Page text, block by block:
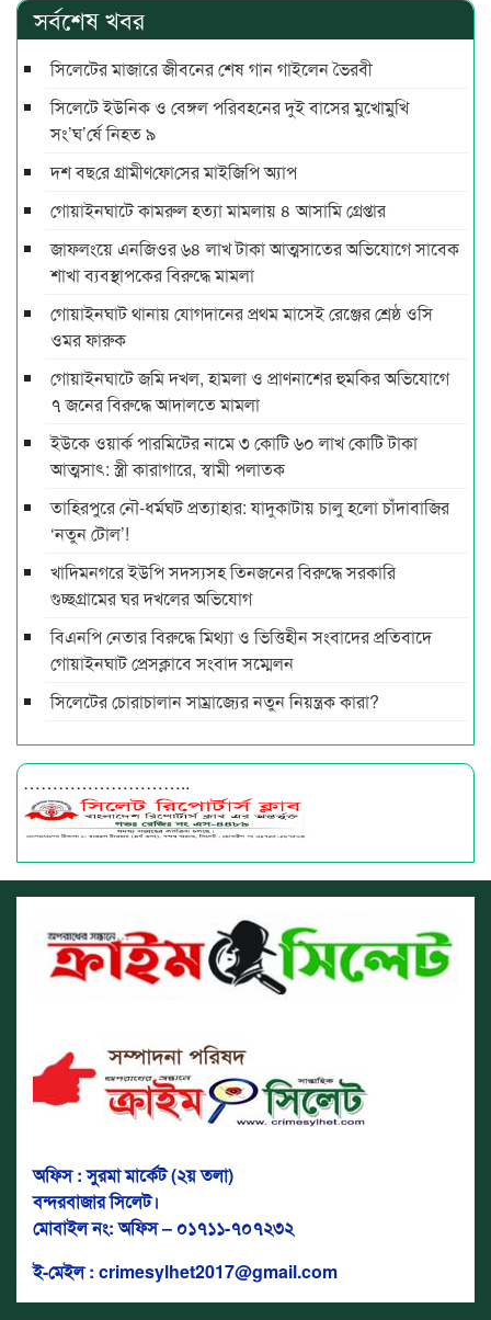
সর্বশেষ খবর
সিলেটের মাজারে জীবনের শেষ গান গাইলেন ভৈরবী
সিলেটে ইউনিক ও বেঙ্গল পরিবহনের দুই বাসের মুখোমুখি
সং’ঘ’র্ষে নিহত ৯
দশ বছ‌রে গ্রামীণ‌ফো‌সের মাইজিপি অ্যাপ
গোয়াইনঘাটে কামরুল হত্যা মামলায় ৪ আসামি গ্রেপ্তার
জাফলংয়ে এনজিওর ৬৪ লাখ টাকা আত্মসাতের অভিযোগে সাবেক
শাখা ব্যবস্থাপকের বিরুদ্ধে মামলা
গোয়াইনঘাট থানায় যোগদানের প্রথম মাসেই রেঞ্জের শ্রেষ্ঠ ওসি
ওমর ফারুক
গোয়াইনঘাটে জমি দখল, হামলা ও প্রাণনাশের হুমকির অভিযোগে
৭ জনের বিরুদ্ধে আদালতে মামলা
ইউকে ওয়ার্ক পারমিটের নামে ৩ কোটি ৬০ লাখ কোটি টাকা
আত্মসাৎ: স্ত্রী কারাগারে, স্বামী পলাতক
তাহিরপুরে নৌ-ধর্মঘট প্রত্যাহার: যাদুকাটায় চালু হলো চাঁদাবাজির
‘নতুন টোল’!
খাদিমনগরে ইউপি সদস্যসহ তিনজনের বিরুদ্ধে সরকারি
গুচ্ছগ্রামের ঘর দখলের অভিযোগ
বিএনপি নেতার বিরুদ্ধে মিথ্যা ও ভিত্তিহীন সংবাদের প্রতিবাদে
গোয়াইনঘাট প্রেসক্লাবে সংবাদ সম্মেলন
সিলেটের চোরাচালান সাম্রাজ্যের নতুন নিয়ন্ত্রক কারা?
………………………..
অফিস : সুরমা মার্কেট (২য় তলা)
বন্দরবাজার সিলেট।
মোবাইল নং: অফিস – ০১৭১১-৭০৭২৩২
ই-মেইল : crimesylhet2017@gmail.com